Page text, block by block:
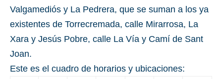
Valgamediós y La Pedrera, que se suman a los ya
existentes de Torrecremada, calle Mirarrosa, La
Xara y Jesús Pobre, calle La Vía y Camí de Sant
Joan.
Este es el cuadro de horarios y ubicaciones: